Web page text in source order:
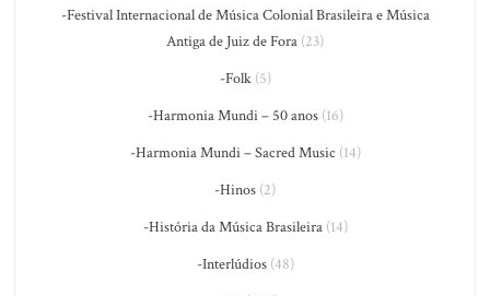
-Festival Internacional de Música Colonial Brasileira e Música
Antiga de Juiz de Fora (23)
-Folk(5)
-Harmonia Mundi – 50 anos(16)
-Harmonia Mundi – Sacred Music (14)
-Hinos (2)
-História da Música Brasileira(14)
-Interlúdios(48)